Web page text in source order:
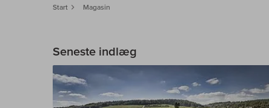
Start Magasin
Seneste indlæg